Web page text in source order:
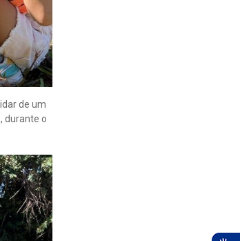
de um
durante o